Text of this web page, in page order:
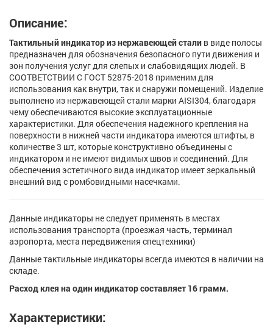
Описание:
Тактильный индикатор из нержавеющей стали в виде полосы
предназначен для обозначения безопасного пути движения и
зон получения услуг для слепых и слабовидящих людей. В
СООТВЕТСТВИИ С ГОСТ 52875-2018 применим для
использования как внутри, так и снаружи помещений. Изделие
выполнено из нержавеющей стали марки AISI304, благодаря
чему обеспечиваются высокие эксплуатационные
характеристики. Для обеспечения надежного крепления на
поверхности в нижней части индикатора имеются штифты, в
количестве 3 шт, которые конструктивно объединены с
индикатором и не имеют видимых швов и соединений. Для
обеспечения эстетичного вида индикатор имеет зеркальный
внешний вид с ромбовидными насечками.
Данные индикаторы не следует применять в местах
использования транспорта (проезжая часть, терминал
аэропорта, места передвижения спецтехники)
Данные тактильные индикаторы всегда имеются в наличии на
складе.
Расход клея на один индикатор составляет 16 грамм.
Характеристики: